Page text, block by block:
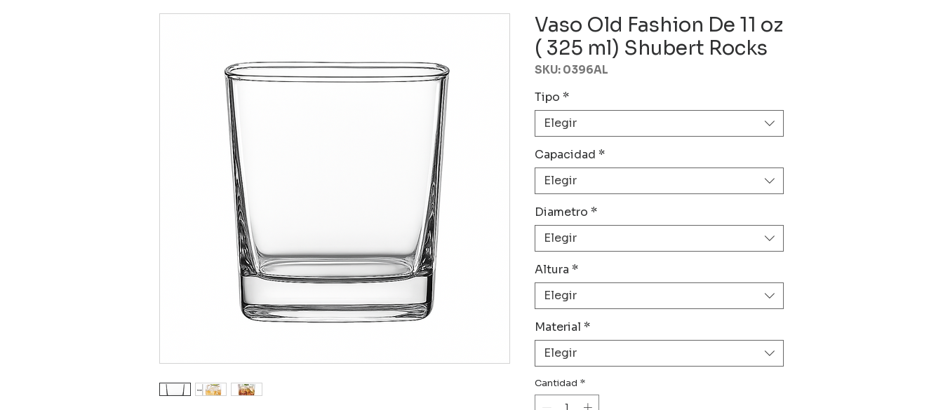
Vaso Old Fashion De 11 oz
( 325 ml) Shubert Rocks
SKU: 0396AL
Tipo *
Elegir
Capacidad *
Elegir
Diametro *
Elegir
Altura *
Elegir
Material *
Elegir
Cantidad *